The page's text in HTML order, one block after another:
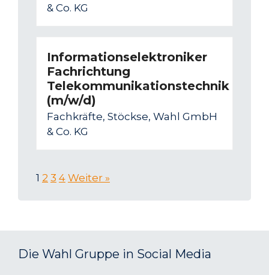
& Co. KG
Informationselektroniker
Fachrichtung
Telekommunikationstechnik
(m/w/d)
Fachkräfte, Stöckse, Wahl GmbH
& Co. KG
1 2 3 4 Weiter »
Die Wahl Gruppe in Social Media